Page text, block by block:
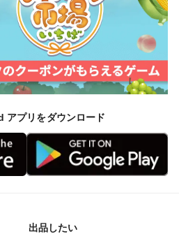
アプリをダウンロード
出品したい